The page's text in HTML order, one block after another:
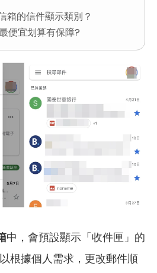
箱的信件顯示類別？
便宜划算有保障?
中，會預設顯示「收件匣」的
根據個人需求，更改郵件順